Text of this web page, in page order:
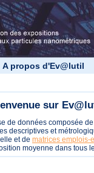
A propos d'Ev@lutil
sur
de données composée de
descriptives et
et de matrices emplois-
moyenne dans tous